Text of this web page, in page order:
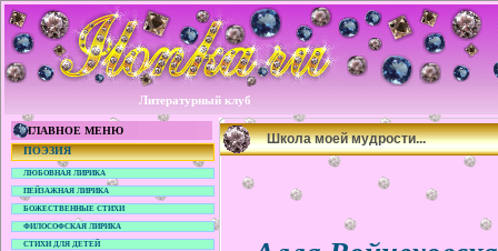
Литературный клуб
ГЛАВНОЕ МЕНЮ
ПОЭЗИЯ
ЛЮБОВНАЯ ЛИРИКА
ПЕЙЗАЖНАЯ ЛИРИКА
БОЖЕСТВЕННЫЕ СТИХИ
ФИЛОСОФСКАЯ ЛИРИКА
СТИХИ ДЛЯ ДЕТЕЙ
Школа моей мудрости...